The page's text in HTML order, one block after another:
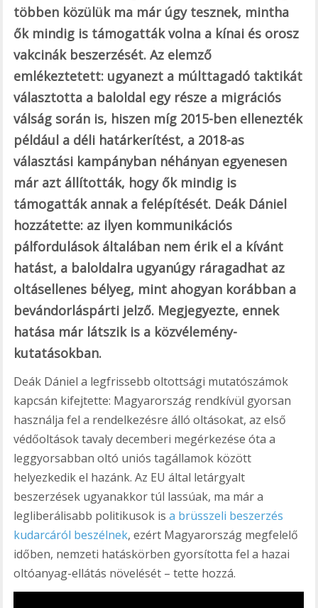
többen közülük ma már úgy tesznek, mintha
ők mindig is támogatták volna a kínai és orosz
vakcinák beszerzését. Az elemző
emlékeztetett: ugyanezt a múlttagadó taktikát
választotta a baloldal egy része a migrációs
válság során is, hiszen míg 2015-ben ellenezték
például a déli határkerítést, a 2018-as
választási kampányban néhányan egyenesen
már azt állították, hogy ők mindig is
támogatták annak a felépítését. Deák Dániel
hozzátette: az ilyen kommunikációs
pálfordulások általában nem érik el a kívánt
hatást, a baloldalra ugyanúgy ráragadhat az
oltásellenes bélyeg, mint ahogyan korábban a
bevándorláspárti jelző. Megjegyezte, ennek
hatása már látszik is a közvélemény-
kutatásokban.
Deák Dániel a legfrissebb oltottsági mutatószámok
kapcsán kifejtette: Magyarország rendkívül gyorsan
használja fel a rendelkezésre álló oltásokat, az első
védőoltások tavaly decemberi megérkezése óta a
leggyorsabban oltó uniós tagállamok között
helyezkedik el hazánk. Az EU által letárgyalt
beszerzések ugyanakkor túl lassúak, ma már a
legliberálisabb politikusok isa brüsszeli beszerzés
kudarcáról beszélnek, ezért Magyarország megfelelő
időben, nemzeti hatáskörben gyorsította fel a hazai
oltóanyag-ellátás növelését – tette hozzá.